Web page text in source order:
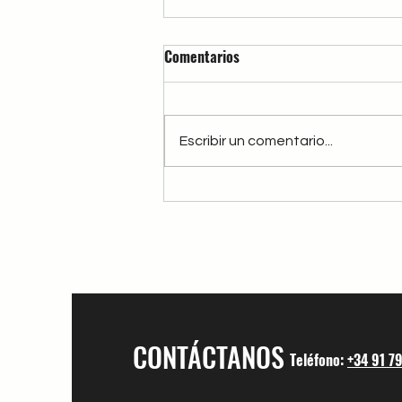
El Chele
Comentarios
Escribir un comentario...
CONTÁCTANOS Teléfono:+34 91